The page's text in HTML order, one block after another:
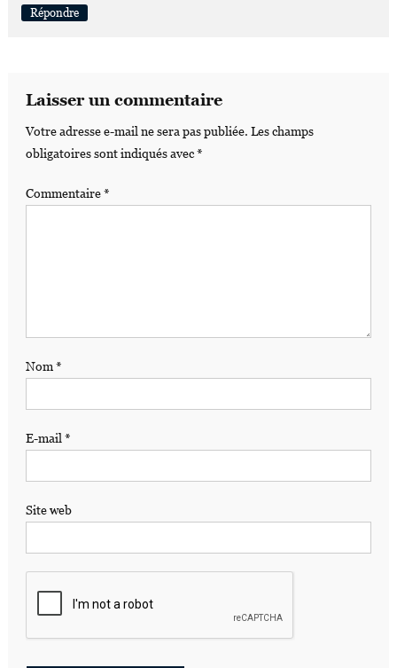
Répondre
Laisser un commentaire
Votre adresse e-mail ne sera pas publiée. Les champs
obligatoires sont indiqués avec*
Commentaire*
Nom*
E-mail*
Site web